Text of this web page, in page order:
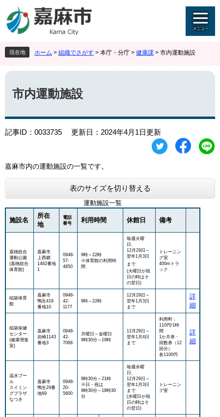
ジ
先
頭
す
。
ュ
を
飛
し
て
本
文
へ
現在地 ホーム > 組織でさがす > 本庁・分庁 > 健康課 > 市内運動施設
本
文
市内運動施設
記事ID：0033735 更新日：2024年4月1日更新
嘉麻市内の運動施設の一覧です。
表のサイズを切り替える
運動施設一覧
施設名
所在
地
電話
番号
利用時間 休館日 備考
嘉穂総合
運動公園
(嘉穂総合
体育館)
嘉麻市
上西郷
1482番地
1
0948-
57-
4850
9時～22時
※体育館の利用時
間
毎週火曜
日、
12月29日～
翌年1月3日
まで
(火曜日が祝
日の時はそ
の翌日)
トレーニン
グ室
400mトラ
ック
稲築体育
館
嘉麻市
鴨生418
番地10
0948-
42-
1177
9時～22時
12月29日～
翌年1月3日
まで
詳
細
稲築保健
センター
(健康増進
室)
嘉麻市
岩崎1143
番地3
0948-
42-
7068
月曜日～金曜日
9時30分～19時
12月29日～
翌年1月4日
まで
利用料：
110円/1時
間
1か月券・
回数券（12
回分）
各1100円
詳
細
温水プー
ル
スイミン
グプラザ
なつき
嘉麻市
鴨生29番
地69
0948-
20-
5600
9時30分～21時
※日・祝は
9時30分～18時30
分
毎週水曜
日、
12月29日～
翌年1月3日
まで
(水曜日が祝
日の時はそ
の翌日)
トレーニン
グ室